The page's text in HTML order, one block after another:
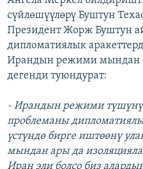
ЫҢГАЙСЫЗ СУРООЛОР
ЭЕ/АРнун бардык
сүйлөшүүлөрү Буштун
Президент Жорж Буштун
дипломатиялык
Ирандын режими мындан
дегенди туюндурат:
- Ирандын режими
проблеманы
үстүндө бирге иштөөнү
мындан ары да
Иран эли болсо биз